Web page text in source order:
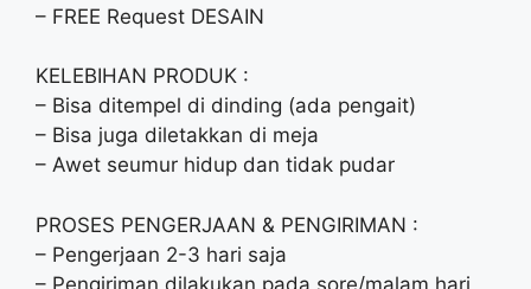
– FREE Request DESAIN
KELEBIHAN PRODUK :
– Bisa ditempel di dinding (ada pengait)
– Bisa juga diletakkan di meja
– Awet seumur hidup dan tidak pudar
PROSES PENGERJAAN & PENGIRIMAN :
– Pengerjaan 2-3 hari saja
– Pengiriman dilakukan pada sore/malam hari